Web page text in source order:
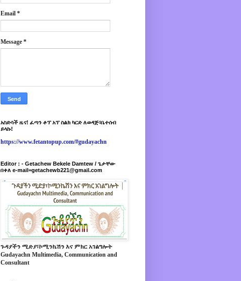
Email *
Message *
አስድሳች ዜና! ፈጣን ቶፕ አፕ ስልክ ካርድ ለወዳጅ፣ቤተሰብ
ይላኩ!
https://www.fetantopup.com/#gudayachn
Editor : - Getachew Bekele Damtew / ጌታቸው
በቀለ e-mail=getachewb221@gmail.com
ጉዳያችን ሚድያ፣ኮሚንኬሽን እና ምክር አገልግሎት
Gudayachn Multimedia, Communication and
Consultant